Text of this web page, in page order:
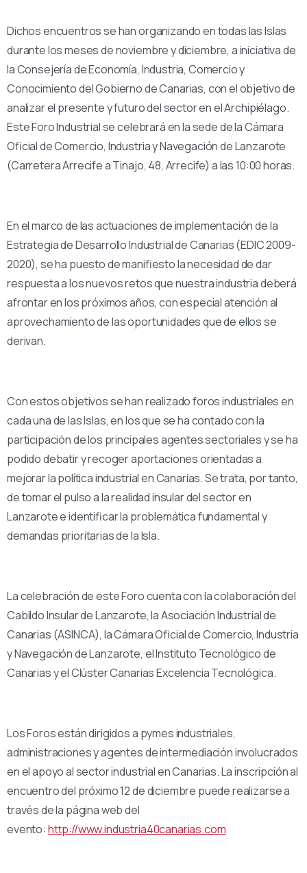
Dichos encuentros se han organizando en todas las Islas
durante los meses de noviembre y diciembre, a iniciativa de
la Consejería de Economía, Industria, Comercio y
Conocimiento del Gobierno de Canarias, con el objetivo de
analizar el presente y futuro del sector en el Archipiélago.
Este Foro Industrial se celebrará en la sede de la Cámara
Oficial de Comercio, Industria y Navegación de Lanzarote
(Carretera Arrecife a Tinajo, 48, Arrecife) a las 10:00 horas.
En el marco de las actuaciones de implementación de la
Estrategia de Desarrollo Industrial de Canarias (EDIC 2009-
2020), se ha puesto de manifiesto la necesidad de dar
respuesta a los nuevos retos que nuestra industria deberá
afrontar en los próximos años, con especial atención al
aprovechamiento de las oportunidades que de ellos se
derivan.
Con estos objetivos se han realizado foros industriales en
cada una de las Islas, en los que se ha contado con la
participación de los principales agentes sectoriales y se ha
podido debatir y recoger aportaciones orientadas a
mejorar la política industrial en Canarias. Se trata, por tanto,
de tomar el pulso a la realidad insular del sector en
Lanzarote e identificar la problemática fundamental y
demandas prioritarias de la Isla.
La celebración de este Foro cuenta con la colaboración del
Cabildo Insular de Lanzarote, la Asociación Industrial de
Canarias (ASINCA), la Cámara Oficial de Comercio, Industria
y Navegación de Lanzarote, el Instituto Tecnológico de
Canarias y el Clúster Canarias Excelencia Tecnológica.
Los Foros están dirigidos a pymes industriales,
administraciones y agentes de intermediación involucrados
en el apoyo al sector industrial en Canarias. La inscripción al
encuentro del próximo 12 de diciembre puede realizarse a
través de la página web del
evento: http://www.industria40canarias.com